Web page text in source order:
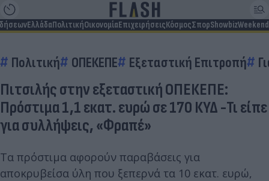
ΕλλάδαΠολιτικήΟικονομίαΕπιχειρήσειςΚόσμοςΣπορShowbizWeekend
Πολιτική ΟΠΕΚΕΠΕ Εξεταστική Επιτροπή
Πιτσιλής στην εξεταστική ΟΠΕΚΕΠΕ:
Πρόστιμα 1,1 εκατ. ευρώ σε 170 ΚΥΔ -Τι είπε
για συλλήψεις, «Φραπέ»
Τα πρόστιμα αφορούν παραβάσεις για
αποκρυβείσα ύλη που ξεπερνά τα 10 εκατ. ευρώ,